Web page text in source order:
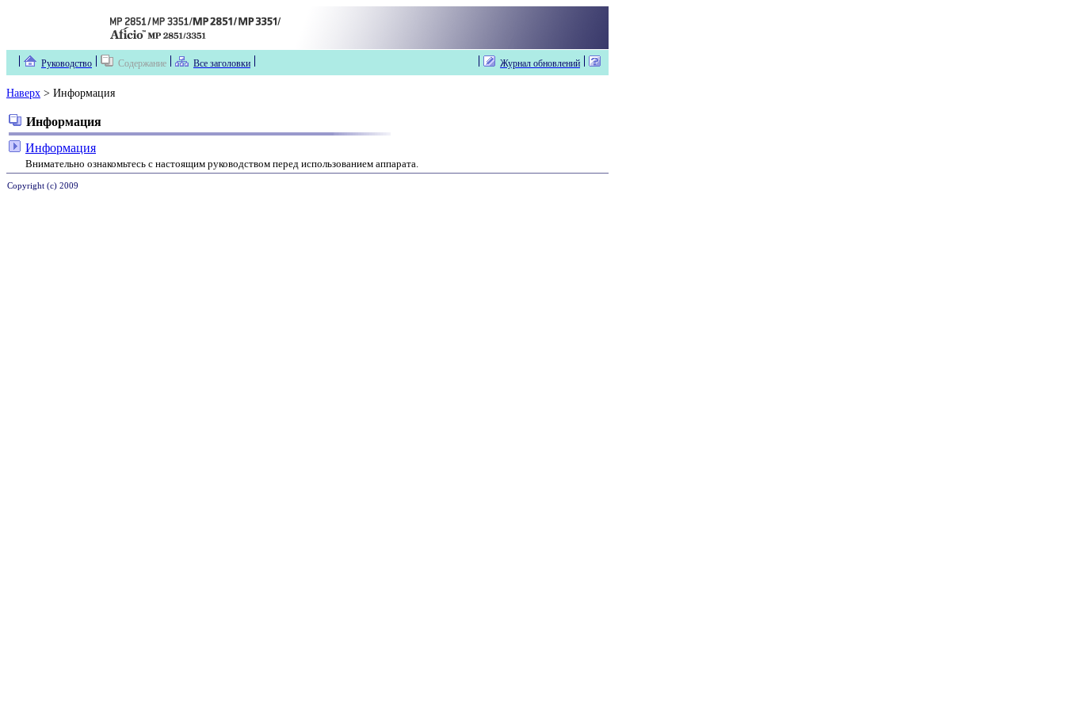
Руководство Содержание Все заголовки Журнал обновлений
Наверх > Информация
Информация
Информация
Внимательно ознакомьтесь с настоящим руководством перед использованием аппарата.
Copyright (c) 2009